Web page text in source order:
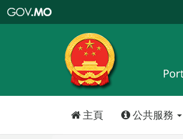
特
政
區
政
口
主頁 公共服務